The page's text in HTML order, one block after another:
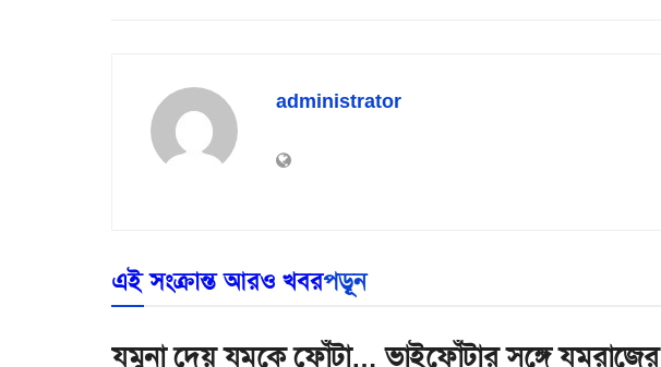
administrator
এই সংক্রান্ত আরও খবরপড়ূন
যমুনা দেয় যমকে ফোঁটা… ভাইফোঁটার সঙ্গে